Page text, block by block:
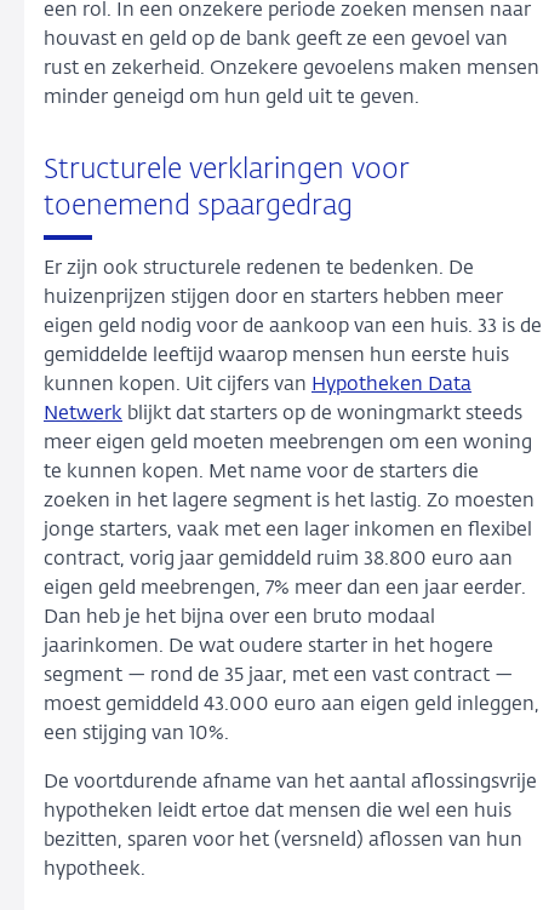
een rol. In een onzekere periode zoeken mensen naar
houvast en geld op de bank geeft ze een gevoel van
rust en zekerheid. Onzekere gevoelens maken mensen
minder geneigd om hun geld uit te geven.
Structurele verklaringen voor
toenemend spaargedrag
Er zijn ook structurele redenen te bedenken. De
huizenprijzen stijgen door en starters hebben meer
eigen geld nodig voor de aankoop van een huis. 33 is de
gemiddelde leeftijd waarop mensen hun eerste huis
kunnen kopen. Uit cijfers van Hypotheken Data
Netwerk blijkt dat starters op de woningmarkt steeds
meer eigen geld moeten meebrengen om een woning
te kunnen kopen. Met name voor de starters die
zoeken in het lagere segment is het lastig. Zo moesten
jonge starters, vaak met een lager inkomen en flexibel
contract, vorig jaar gemiddeld ruim 38.800 euro aan
eigen geld meebrengen, 7% meer dan een jaar eerder.
Dan heb je het bijna over een bruto modaal
jaarinkomen. De wat oudere starter in het hogere
segment — rond de 35 jaar, met een vast contract —
moest gemiddeld 43.000 euro aan eigen geld inleggen,
een stijging van 10%.
De voortdurende afname van het aantal aflossingsvrije
hypotheken leidt ertoe dat mensen die wel een huis
bezitten, sparen voor het (versneld) aflossen van hun
hypotheek.